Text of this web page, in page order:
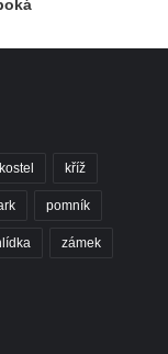
kostel kříž
pomník
zámek